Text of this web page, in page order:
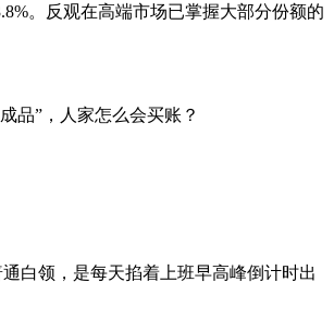
。反观在高端市场已掌握大部分份额的
品”，人家怎么会买账？
白领，是每天掐着上班早高峰倒计时出